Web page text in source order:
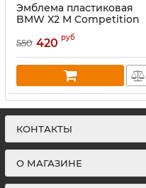
Эмблема пластиковая
BMW X2 M Competition
550 420 руб
КОНТАКТЫ
О МАГАЗИНЕ